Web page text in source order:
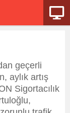
geçerli
aylık artış
Sigortacılık